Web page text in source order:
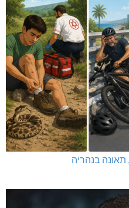
בנהריה